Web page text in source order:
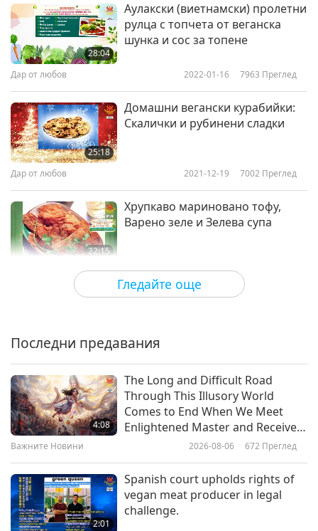
Гледайте още
28:04
Аулакски (виетнамски) пролетни
рулца с топчета от веганска
шунка и сос за топене
Дар от любов 2022-01-16 7963 Преглед
25:18
Домашни вегански курабийки:
Скалички и рубинени сладки
Дар от любов 2021-12-19 7002 Преглед
22:15
Хрупкаво мариновано тофу,
Варено зеле и Зелева супа
2021-11-07 6817
34:38
салата с ментов сос соянеза,
запържени вегански скариди,
увити в оризова хартия,
хрупкави вегански кюфтенца,
пържени, част 1 от 3
Summertime Fondue with Fresh
Veggies, Vegan Tempura & More
Лятна закуска: Краставичен сос
и Обвита веганска наденичка
Последни предавания
4:08
The Long and Difficult Road
Through This Illusory World
Comes to End When We Meet
Enlightened Master and Receive
Важните Новини 2026-08-06 672 Преглед
2:01
Spanish court upholds rights of
vegan meat producer in legal
challenge.